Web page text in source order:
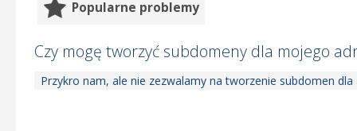
Popularne problemy
Czy mogę tworzyć subdomeny dla mojego
Przykro nam, ale nie zezwalamy na tworzenie subdomen